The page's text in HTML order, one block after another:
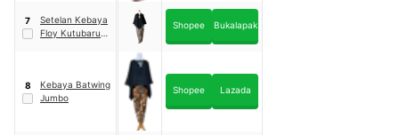
7
Setelan Kebaya
Floy Kutubaru
Shopee Bukalapak
8
Kebaya Batwing
Jumbo
Shopee Lazada